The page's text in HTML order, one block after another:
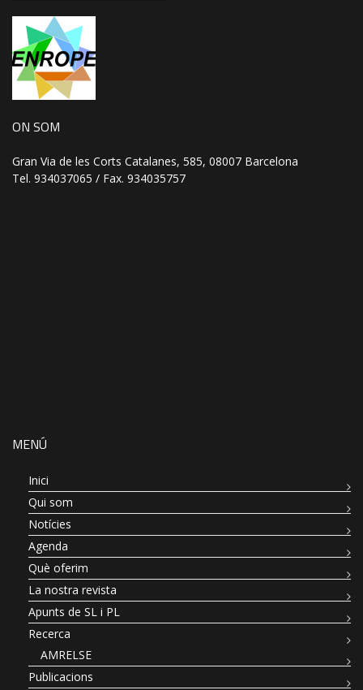
ON SOM
Gran Via de les Corts Catalanes, 585, 08007 Barcelona
Tel. 934037065 / Fax. 934035757
MENÚ
Inici
Qui som
Notícies
Agenda
Què oferim
La nostra revista
Apunts de SL i PL
Recerca
AMRELSE
Publicacions